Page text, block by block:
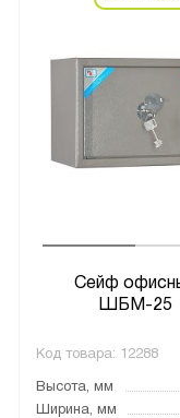
Сейф
ШБМ-25
Код товара: 12288
Высота, мм
Ширина, мм